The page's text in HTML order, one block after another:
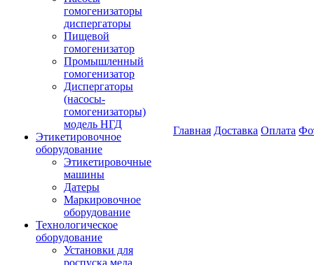
гомогенизаторы
диспергаторы
Пищевой
гомогенизатор
Промышленный
гомогенизатор
Диспергаторы
(насосы-
гомогенизаторы)
модель НГД
Этикетировочное
оборудование
Этикетировочные
машины
Датеры
Маркировочное
оборудование
Технологическое
оборудование
Установки для
роспуска меда
Главная Доставка Оплата